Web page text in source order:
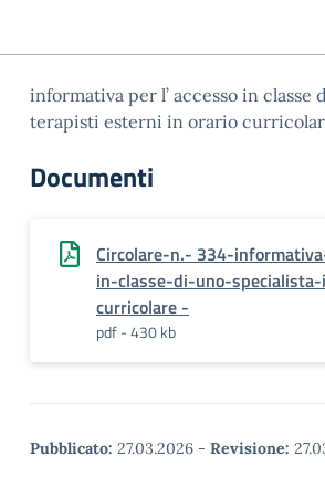
informativa per l’ accesso in classe
terapisti esterni in orario
Documenti
Circolare-n.- 334-
in-classe-di-uno-
curricolare -
pdf - 430 kb
Pubblicato: 27.03.2026 - Revisione: